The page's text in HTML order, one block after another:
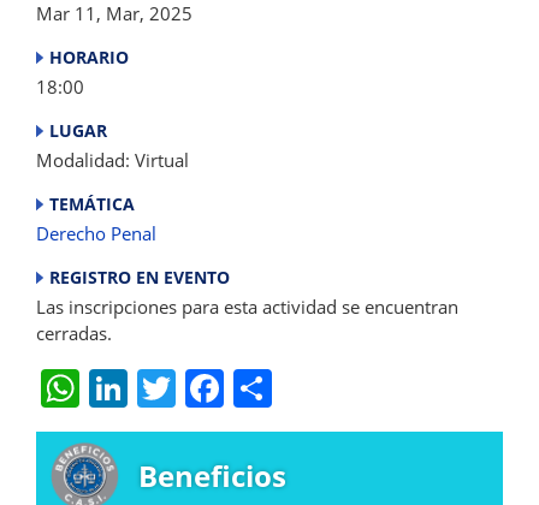
Mar 11, Mar, 2025
HORARIO
18:00
LUGAR
Modalidad: Virtual
TEMÁTICA
Derecho Penal
REGISTRO EN EVENTO
Las inscripciones para esta actividad se encuentran
cerradas.
W
h
at
Li
n
k
T
w
itt
F
a
c
h
ar
Beneficios